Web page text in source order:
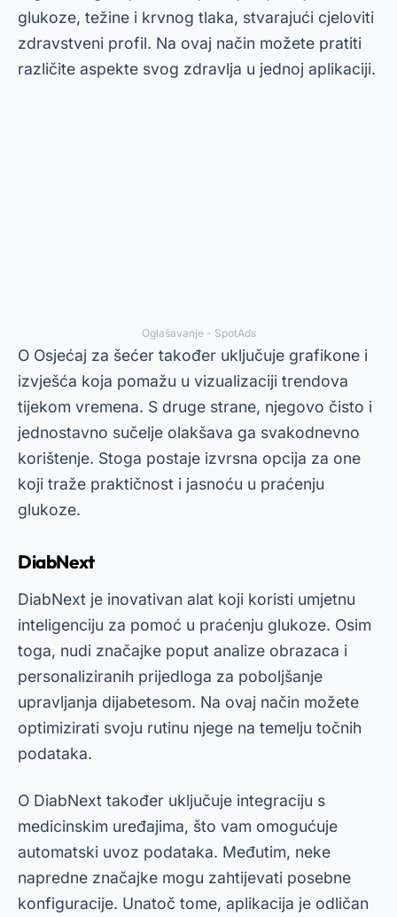
glukoze, težine i krvnog tlaka, stvarajući cjeloviti
zdravstveni profil. Na ovaj način možete pratiti
različite aspekte svog zdravlja u jednoj aplikaciji.
Oglašavanje - SpotAds
O Osjećaj za šećer također uključuje grafikone i
izvješća koja pomažu u vizualizaciji trendova
tijekom vremena. S druge strane, njegovo čisto i
jednostavno sučelje olakšava ga svakodnevno
korištenje. Stoga postaje izvrsna opcija za one
koji traže praktičnost i jasnoću u praćenju
glukoze.
DiabNext
DiabNext je inovativan alat koji koristi umjetnu
inteligenciju za pomoć u praćenju glukoze. Osim
toga, nudi značajke poput analize obrazaca i
personaliziranih prijedloga za poboljšanje
upravljanja dijabetesom. Na ovaj način možete
optimizirati svoju rutinu njege na temelju točnih
podataka.
O DiabNext također uključuje integraciju s
medicinskim uređajima, što vam omogućuje
automatski uvoz podataka. Međutim, neke
napredne značajke mogu zahtijevati posebne
konfiguracije. Unatoč tome, aplikacija je odličan